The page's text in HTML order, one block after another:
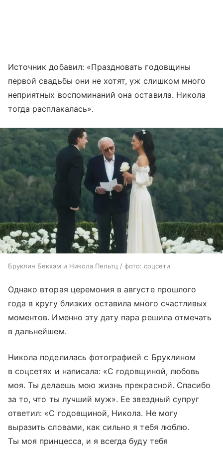
Источник добавил: «Праздновать годовщины
первой свадьбы они не хотят, уж слишком много
неприятных воспоминаний она оставила. Никола
тогда расплакалась».
Бруклин Бекхэм и Никола Пельтц / фото: соцсети
Однако вторая церемония в августе прошлого
года в кругу близких оставила много счастливых
моментов. Именно эту дату пара решила отмечать
в дальнейшем.
Никола поделилась фотографией с Бруклином
в соцсетях и написала: «С годовщиной, любовь
моя. Ты делаешь мою жизнь прекрасной. Спасибо
за то, что ты лучший муж». Ее звездный супруг
ответил: «С годовщиной, Никола. Не могу
выразить словами, как сильно я тебя люблю.
Ты моя принцесса, и я всегда буду тебя